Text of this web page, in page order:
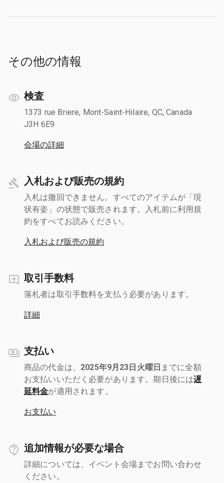
その他の情報
検査
1373 rue Briere, Mont-Saint-Hilaire, QC, Canada
J3H 6E9
会場の詳細
入札および販売の規約
入札は撤回できません。すべてのアイテムが「現
状有姿」の状態で販売されます。入札前に利用規
約をすべてお読みください。
入札および販売の規約
取引手数料
落札者は取引手数料を支払う必要があります。
詳細
支払い
商品の代金は、 2025年9月23日火曜日 までに全額
お支払いいただく必要があります。期日後には遅
延料金が適用されます。
お支払い
追加情報が必要な場合
詳細については、イベント会場までお問い合わせ
ください。